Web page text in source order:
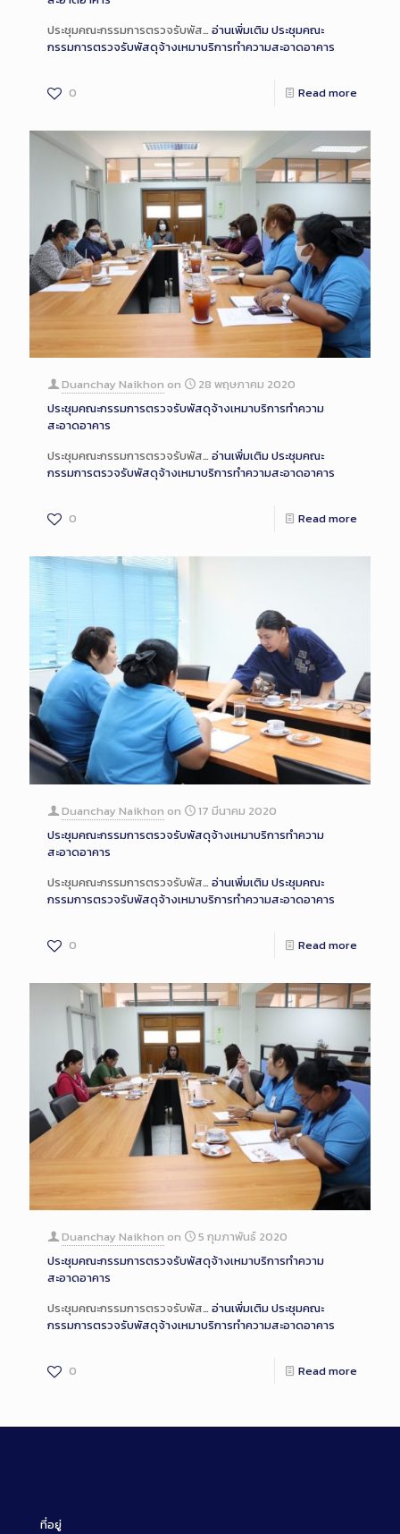
ประชุมคณะกรรมการตรวจรับพัส… อ่านเพิ่มเติมประชุมคณะ
กรรมการตรวจรับพัสดุจ้างเหมาบริการทำความสะอาดอาคาร
0 Read more
Duanchay Naikhon on
28 พฤษภาคม 2020
ประชุมคณะกรรมการตรวจรับพัสดุจ้างเหมาบริการทำความ
สะอาดอาคาร
ประชุมคณะกรรมการตรวจรับพัส… อ่านเพิ่มเติมประชุมคณะ
กรรมการตรวจรับพัสดุจ้างเหมาบริการทำความสะอาดอาคาร
0 Read more
Duanchay Naikhon on
17 มีนาคม 2020
ประชุมคณะกรรมการตรวจรับพัสดุจ้างเหมาบริการทำความ
สะอาดอาคาร
ประชุมคณะกรรมการตรวจรับพัส… อ่านเพิ่มเติมประชุมคณะ
กรรมการตรวจรับพัสดุจ้างเหมาบริการทำความสะอาดอาคาร
0 Read more
Duanchay Naikhon on
5 กุมภาพันธ์ 2020
ประชุมคณะกรรมการตรวจรับพัสดุจ้างเหมาบริการทำความ
สะอาดอาคาร
ประชุมคณะกรรมการตรวจรับพัส… อ่านเพิ่มเติมประชุมคณะ
กรรมการตรวจรับพัสดุจ้างเหมาบริการทำความสะอาดอาคาร
0 Read more
ที่อยู่